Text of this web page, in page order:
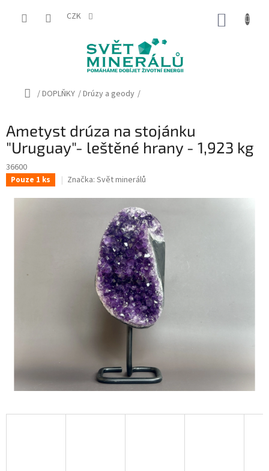
CZK
Domů
/DOPLŇKY /Drúzy a geody /
Ametyst drúza na stojánku
"Uruguay"- leštěné hrany - 1,923 kg
36600
Pouze 1 ks Značka: Svět minerálů